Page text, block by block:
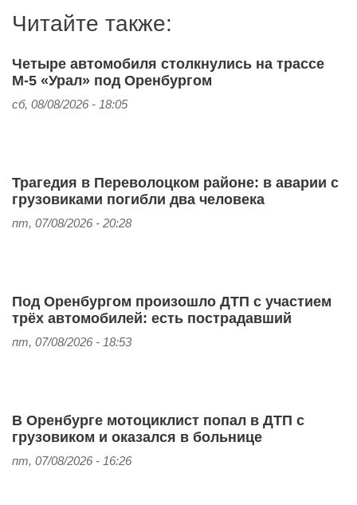
Читайте также:
Четыре автомобиля столкнулись на трассе
М-5 «Урал» под Оренбургом
сб, 08/08/2026 - 18:05
Трагедия в Переволоцком районе: в аварии с
грузовиками погибли два человека
пт, 07/08/2026 - 20:28
Под Оренбургом произошло ДТП с участием
трёх автомобилей: есть пострадавший
пт, 07/08/2026 - 18:53
В Оренбурге мотоциклист попал в ДТП с
грузовиком и оказался в больнице
пт, 07/08/2026 - 16:26